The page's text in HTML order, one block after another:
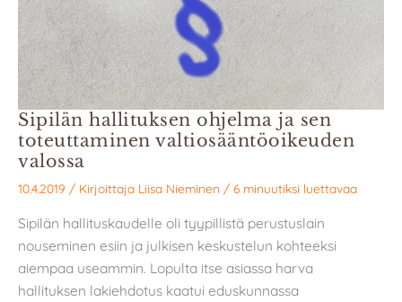
Sipilän hallituksen ohjelma ja sen
toteuttaminen valtiosääntöoikeuden
valossa
10.4.2019 / Kirjoittaja Liisa Nieminen / 6 minuutiksi luettavaa
Sipilän hallituskaudelle oli tyypillistä perustuslain
nouseminen esiin ja julkisen keskustelun kohteeksi
aiempaa useammin. Lopulta itse asiassa harva
hallituksen lakiehdotus kaatui eduskunnassa